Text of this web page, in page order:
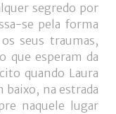
segredo por
se pela forma
seus traumas,
que esperam da
quando Laura
baixo, na estrada
naquele lugar